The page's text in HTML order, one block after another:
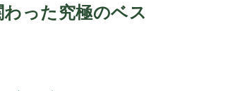
った究極のベス